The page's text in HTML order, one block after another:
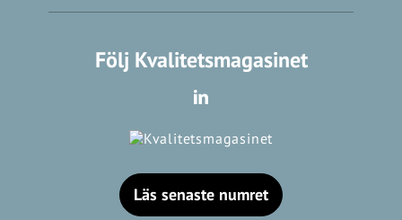
Följ Kvalitetsmagasinet
Läs senaste numret